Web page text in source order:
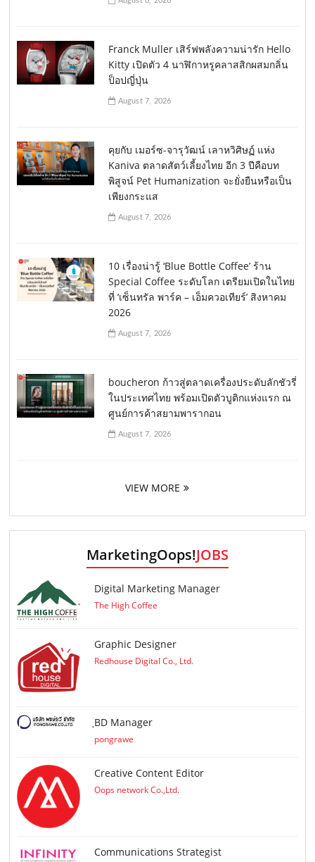
Franck Muller เสิร์ฟพลังความน่ารัก Hello
Kitty เปิดตัว 4 นาฬิกาหรูคลาสสิกผสมกลิ่น
ป็อปญี่ปุ่น
August 7, 2026
คุยกับ เมอร์ซ-จารุวัฒน์ เลาหวิศิษฏ์ แห่ง
Kaniva ตลาดสัตว์เลี้ยงไทย อีก 3 ปีคือบท
พิสูจน์ Pet Humanization จะยั่งยืนหรือเป็น
เพียงกระแส
August 7, 2026
10 เรื่องน่ารู้ ‘Blue Bottle Coffee’ ร้าน
Special Coffee ระดับโลก เตรียมเปิดในไทย
ที่ ‘เซ็นทรัล พาร์ค – เอ็มควอเทียร์’ สิงหาคม
2026
August 7, 2026
boucheron ก้าวสู่ตลาดเครื่องประดับลักชัวรี่
ในประเทศไทย พร้อมเปิดตัวบูติกแห่งแรก ณ
ศูนย์การค้าสยามพารากอน
August 7, 2026
VIEW MORE
MarketingOops!JOBS
Digital Marketing Manager
The High Coffee
Graphic Designer
Redhouse Digital Co., Ltd.
ฺBD Manager
pongrawe
Creative Content Editor
Oops network Co.,Ltd.
Communications Strategist